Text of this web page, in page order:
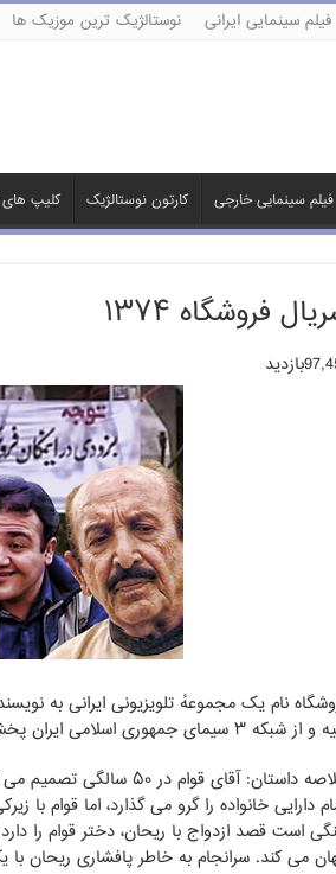
فیلم سینمایی ایرانی نوستالژیک ترین موزیک ها
فیلم سینمایی خارجی کارتون نوستالژیک کلیپ های
فروشگاه ۱۳۷۴
شبکه ۳ سیمای جمهوری اسلامی ایران پخش گردید.
خلاصه داستان: آقای
دارایی خانواده را گرو می گذارد، اما قوام
است قصد ازدواج با ریحان، دختر قوام را
می کند. سرانجام به خاطر پافشاری ریحان با